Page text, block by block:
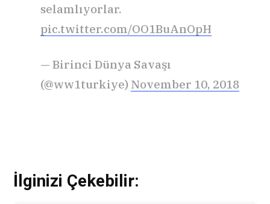
selamlıyorlar.
pic.twitter.com/OO1BuAnOpH
— Birinci Dünya Savaşı
(@ww1turkiye) November 10, 2018
İlginizi Çekebilir: